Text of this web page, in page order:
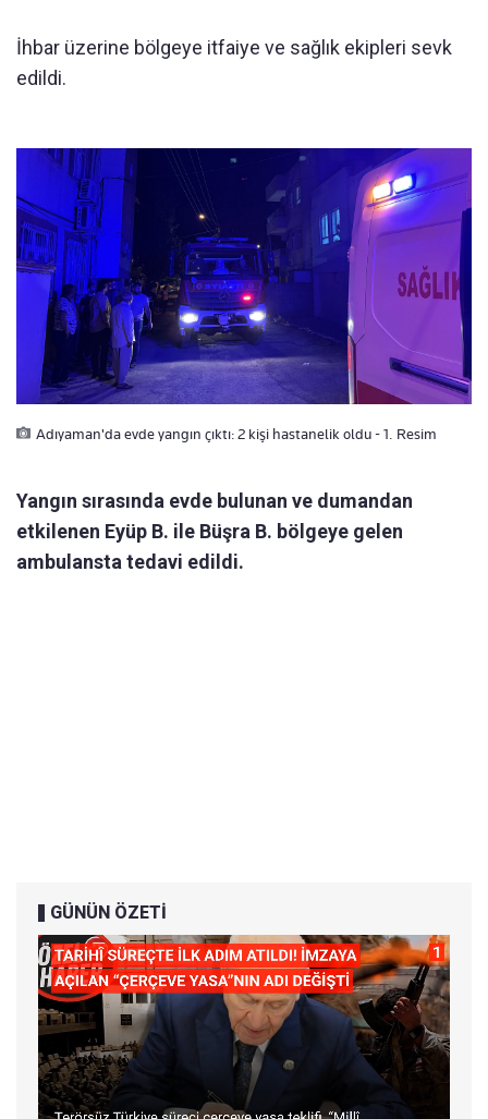
İhbar üzerine bölgeye itfaiye ve sağlık ekipleri sevk
edildi.
Adıyaman'da evde yangın çıktı: 2 kişi hastanelik oldu - 1. Resim
Yangın sırasında evde bulunan ve dumandan
etkilenen Eyüp B. ile Büşra B. bölgeye gelen
ambulansta tedavi edildi.
GÜNÜN ÖZETİ